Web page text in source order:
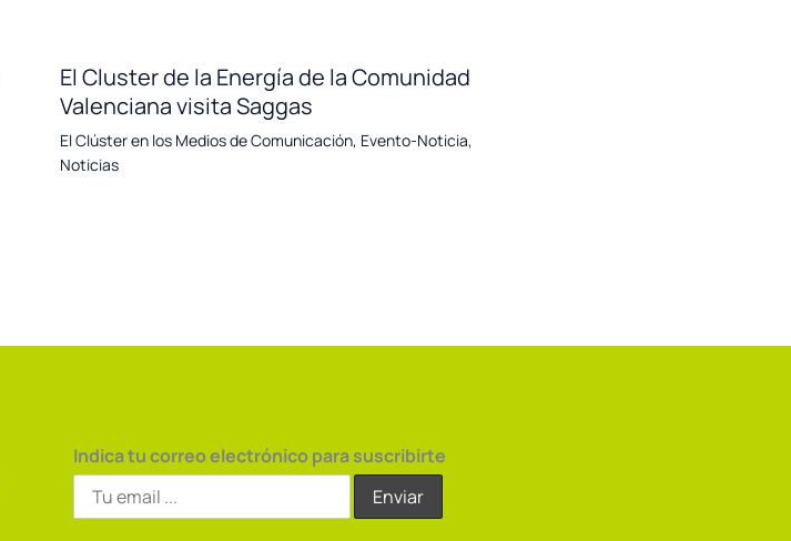
El Cluster de la Energía de la Comunidad
Valenciana visita Saggas
El Clúster en los Medios de Comunicación, Evento-Noticia,
Noticias
Indica tu correo electrónico para suscribirte